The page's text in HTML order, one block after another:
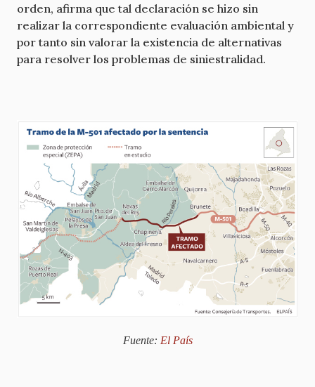
orden, afirma que tal declaración se hizo sin
realizar la correspondiente evaluación ambiental y
por tanto sin valorar la existencia de alternativas
para resolver los problemas de siniestralidad.
Fuente: El País